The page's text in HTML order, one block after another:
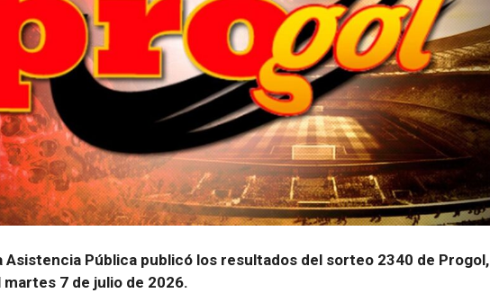
Asistencia Pública publicó los resultados del sorteo 2340 de Progol,
7 de julio de 2026.